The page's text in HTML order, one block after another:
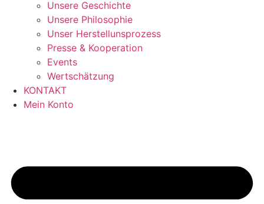
Unsere Geschichte
Unsere Philosophie
Unser Herstellunsprozess
Presse & Kooperation
Events
Wertschätzung
KONTAKT
Mein Konto